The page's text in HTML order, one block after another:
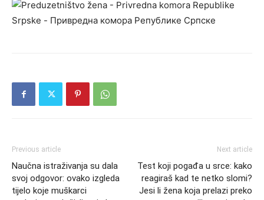
Previous article
Naučna istraživanja su dala
svoj odgovor: ovako izgleda
tijelo koje muškarci
Next article
Test koji pogađa u srce: kako
reagiraš kad te netko slomi?
Jesi li žena koja prelazi preko